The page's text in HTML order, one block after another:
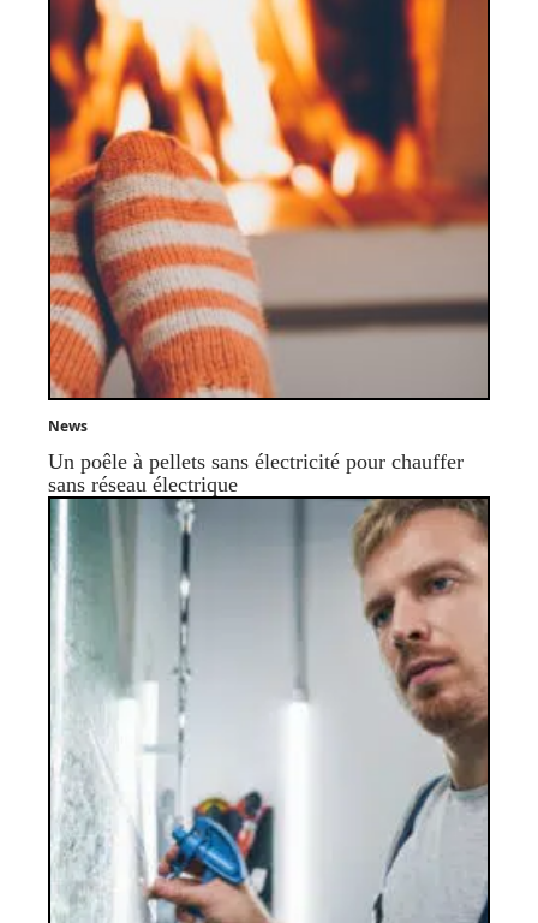
News
Un poêle à pellets sans électricité pour chauffer
sans réseau électrique